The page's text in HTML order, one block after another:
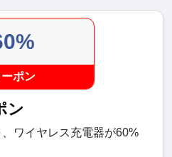
ポン
ン
ワイヤレス充電器が60%